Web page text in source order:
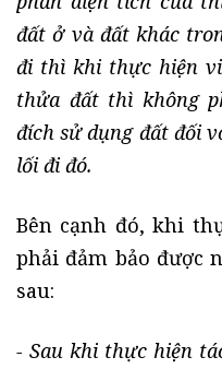
đất ở và đất khác
đi thì khi thực hiện
thửa đất thì không
đích sử dụng đất đối
lối đi đó.
Bên cạnh đó, khi
phải đảm bảo được
sau:
- Sau khi thực hiện